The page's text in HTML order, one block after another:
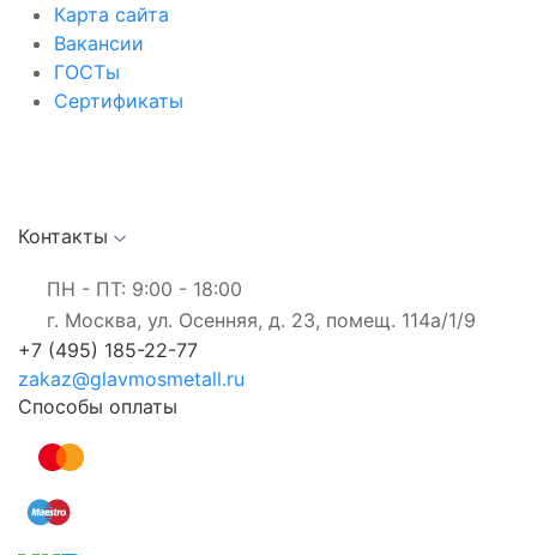
Карта сайта
Вакансии
ГОСТы
Сертификаты
Контакты
ПН - ПТ: 9:00 - 18:00
г. Москва, ул. Осенняя, д. 23, помещ. 114а/1/9
+7 (495) 185-22-77
zakaz@glavmosmetall.ru
Способы оплаты